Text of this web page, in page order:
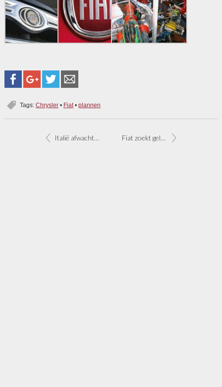
Tags: Chrysler• Fiat• plannen
Italië afwachtend met steun auto-industrie Fiat zoekt geld bij overheid en banken